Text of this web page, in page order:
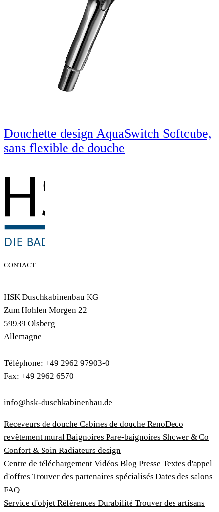
Douchette design AquaSwitch Softcube,
sans flexible de douche
CONTACT
HSK Duschkabinenbau KG
Zum Hohlen Morgen 22
59939 Olsberg
Allemagne
Téléphone: +49 2962 97903-0
Fax: +49 2962 6570
info@hsk-duschkabinenbau.de
Receveurs de douche Cabines de douche RenoDeco
revêtement mural Baignoires Pare-baignoires Shower & Co
Confort & Soin Radiateurs design
Centre de téléchargement Vidéos Blog Presse Textes d'appel
d'offres Trouver des partenaires spécialisés Dates des salons
FAQ
Service d'objet Références Durabilité Trouver des artisans